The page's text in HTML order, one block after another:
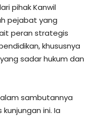
pihak Kanwil
pejabat yang
peran strategis
khususnya
sadar hukum dan
sambutannya
ini. Ia